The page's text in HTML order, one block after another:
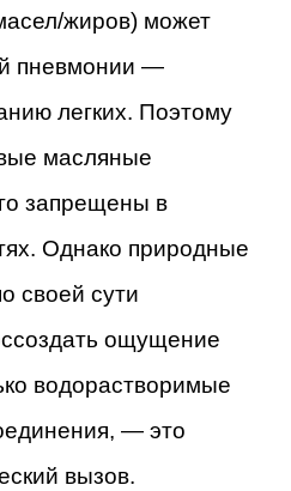
жиров) может
пневмонии —
легких. Поэтому
масляные
запрещены в
Однако природные
своей сути
ощущение
водорастворимые
— это
вызов.